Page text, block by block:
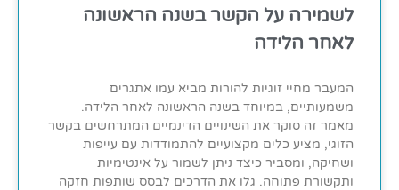
לשמירה על הקשר בשנה הראשונה
לאחר הלידה
המעבר מחיי זוגיות להורות מביא עמו אתגרים
משמעותיים, במיוחד בשנה הראשונה לאחר הלידה.
מאמר זה סוקר את השינויים הדינמיים המתרחשים בקשר
הזוגי, מציע כלים מקצועיים להתמודדות עם עייפות
ושחיקה, ומסביר כיצד ניתן לשמור על אינטימיות
ותקשורת פתוחה. גלו את הדרכים לבסס שותפות חזקה